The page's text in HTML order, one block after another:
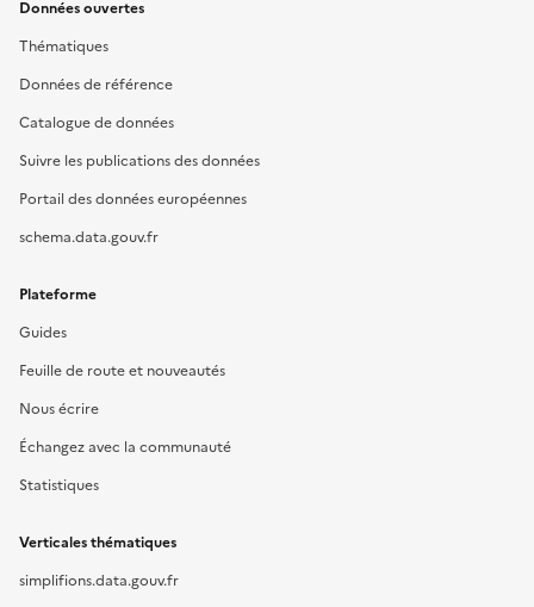
Données ouvertes
Thématiques
Données de référence
Catalogue de données
Suivre les publications des données
Portail des données européennes
schema.data.gouv.fr
Plateforme
Guides
Feuille de route et nouveautés
Nous écrire
Échangez avec la communauté
Statistiques
Verticales thématiques
simplifions.data.gouv.fr